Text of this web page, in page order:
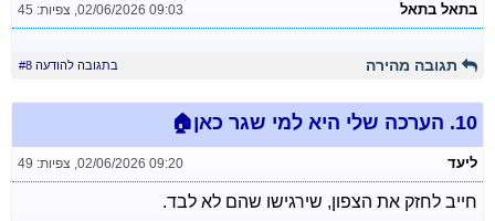
בתאל בתאל 02/06/2026 09:03
, צפיות: 45
תגובה מהירה בתגובה להודעה #8
10. הערכה שלי היא למי שגר כאן🏠
ליעד 02/06/2026 09:20
, צפיות: 49
חייב לחזק את הצפון, שירגישו שהם לא לבד.